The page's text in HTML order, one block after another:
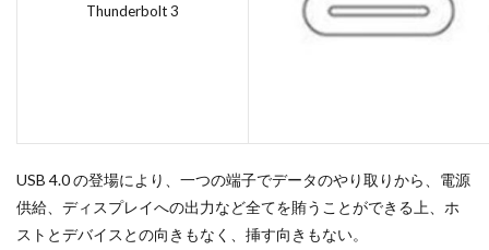
Thunderbolt 3
USB 4.0 の登場により、一つの端子でデータのやり取りから、電源
供給、ディスプレイへの出力など全てを賄うことができる上、ホ
ストとデバイスとの向きもなく、挿す向きもない。